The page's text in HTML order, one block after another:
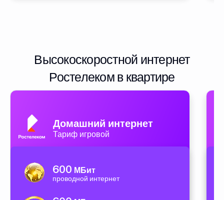
Высокоскоростной интернет
Ростелеком в квартире
Домашний интернет
Тариф игровой
600 МБит
проводной интернет